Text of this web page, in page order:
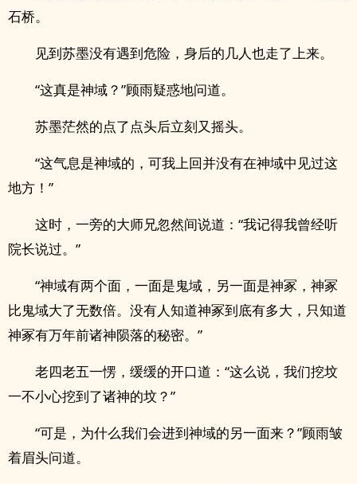
石桥。
见到苏墨没有遇到危险，身后的几人也走了上来。
“这真是神域？”顾雨疑惑地问道。
苏墨茫然的点了点头后立刻又摇头。
“这气息是神域的，可我上回并没有在神域中见过这
地方！”
这时，一旁的大师兄忽然间说道：“我记得我曾经听
院长说过。”
“神域有两个面，一面是鬼域，另一面是神冢，神冢
比鬼域大了无数倍。没有人知道神冢到底有多大，只知道
神冢有万年前诸神陨落的秘密。”
老四老五一愣，缓缓的开口道：“这么说，我们挖坟
一不小心挖到了诸神的坟？”
“可是，为什么我们会进到神域的另一面来？”顾雨皱
着眉头问道。